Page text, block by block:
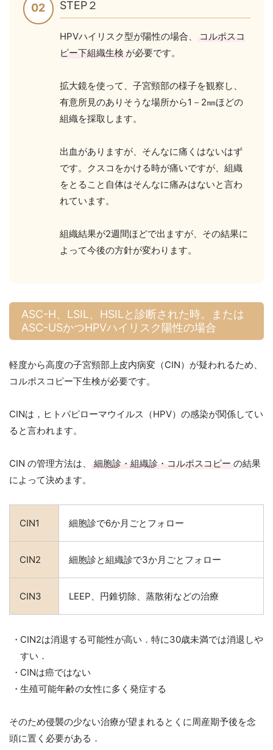
STEP２
HPVハイリスク型が陽性の場合、
コルポスコ
ピー下組織生検 が必要です。
拡大鏡を使って、子宮頸部の様子を観察し、
有意所見のありそうな場所から1－2㎜ほどの
組織を採取します。
出血がありますが、そんなに痛くはないはず
です。クスコをかける時が痛いですが、組織
をとること自体はそんなに痛みはないと言わ
れています。
組織結果が2週間ほどで出ますが、その結果に
よって今後の方針が変わります。
ASC-H、LSIL、HSILと診断された時。または
ASC-USかつHPVハイリスク陽性の場合
軽度から高度の子宮頸部上皮内病変（CIN）が疑われるため、
コルポスコピー下生検が必要です。
CINは，ヒトパピローマウイルス（HPV）の感染が関係してい
ると言われます。
CIN の管理方法は、 細胞診・組織診・コルポスコピー の結果
によって決めます。
CIN1 細胞診で6か月ごとフォロー
CIN2 細胞診と組織診で3か月ごとフォロー
CIN3 LEEP、円錐切除、蒸散術などの治療
CIN2は消退する可能性が高い．特に30歳未満では消退しや
すい．
CINは癌ではない
生殖可能年齢の女性に多く発症する
そのため侵襲の少ない治療が望まれるとくに周産期予後を念
頭に置く必要がある．